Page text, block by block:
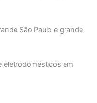
São Paulo e grande
eletrodomésticos em